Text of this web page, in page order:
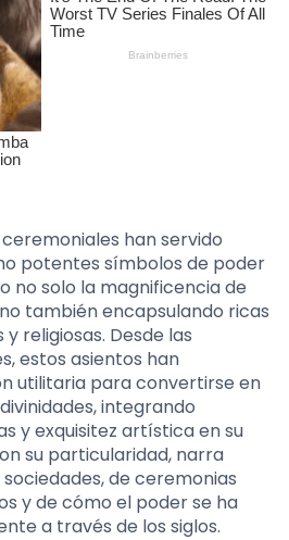
han servido
potentes símbolos de poder
no solo la magnificencia de
también encapsulando ricas
religiosas. Desde las
estos asientos han
utilitaria para convertirse en
integrando
y exquisitez artística en su
su particularidad, narra
de ceremonias
y de cómo el poder se ha
a través de los siglos.